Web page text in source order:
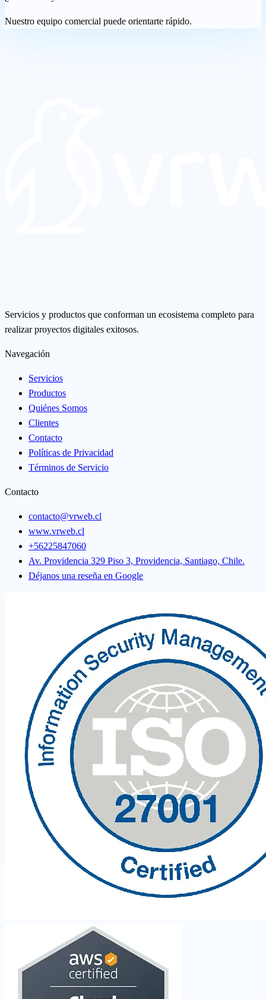
Nuestro equipo comercial puede orientarte rápido.
Servicios y productos que conforman un ecosistema completo para
realizar proyectos digitales exitosos.
Navegación
Servicios
Productos
Quiénes Somos
Clientes
Contacto
Políticas de Privacidad
Términos de Servicio
Contacto
contacto@vrweb.cl
www.vrweb.cl
+56225847060
Av. Providencia 329 Piso 3, Providencia, Santiago, Chile.
Déjanos una reseña en Google